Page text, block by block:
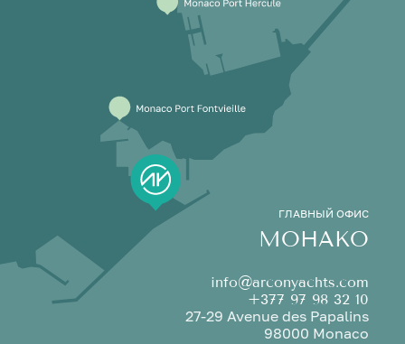
ГЛАВНЫЙ ОФИС
МОНАКО
info@arconyachts.com
+377 97 98 32 10
27-29 Avenue des Papalins
98000 Monaco